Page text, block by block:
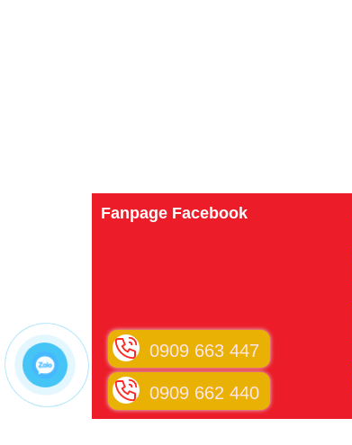
Fanpage Facebook
0909 663 447
0909 662 440